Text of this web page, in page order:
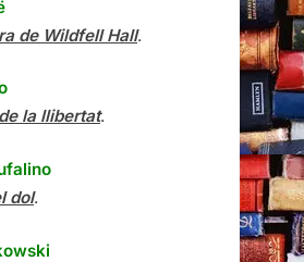
de Wildfell Hall.
la llibertat.
dol.